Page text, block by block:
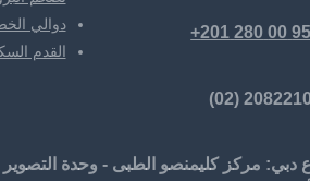
9505
20822105
دبي: مركز كليمنصو الطبى - وحدة التصوير
دوالي
القدم